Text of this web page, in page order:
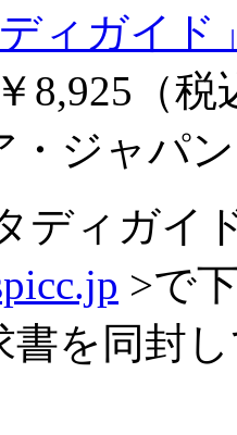
ディガイ
￥8,925 （
・ジャパ
ディガイ
>で
書を同封